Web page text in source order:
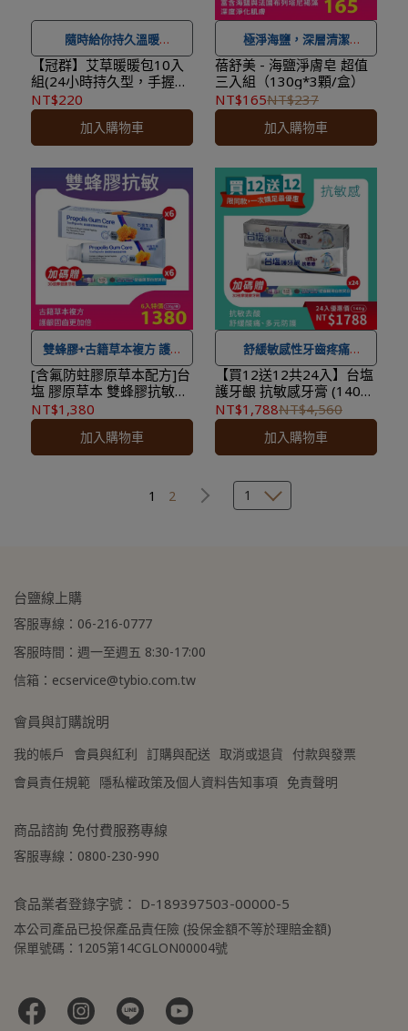
隨時給你持久溫暖
★ 可宅配到府&超商取貨，
全館滿 NT$ 1,500 免運費，
另有離島7-11超取服務。
★ 登入會員訂購，管理訂單
數，一點抵一元！
到貨時間參考：訂購完成
後，下個工作天出貨，出貨
後物流預計1-3個工作天送
達。
【冠群】艾草暖暖包10入
組(24小時持久型，手握式
單片包裝)~更懂保暖的暖
暖包
NT$220
加入購物車
極淨海鹽，深層清潔
★ 可宅配到府&超商取貨，
全館滿 NT$ 1,500免運費，
另有離島7-11超取服務
更方便，還可
累積紅利點
數，一點抵一元
到貨時間參考：訂購完成
後，下個工作天出貨，出貨
後物流預計1-3個工作天送
達。
蓓舒美 - 海鹽淨膚皂 超值
三入組（130g*3顆/盒）
NT$165NT$237
加入購物車
雙蜂膠+古籍草本複方 護齦
固齒更加倍
★ 可宅配到府&超商取貨，
全館滿 NT$ 1,500免運費，
★ 登入會員訂購，管理訂單
後物流預計1-3個工作天送
達。
[含氟防蛀膠原草本配方]台
塩 膠原草本 雙蜂膠抗敏感
護齦牙膏 (120g/條)x6入~
護齦固齒、修護琺瑯質損
傷、緩解牙周酸痛不適<加
贈：3D按摩健康牙刷x6>
NT$1,380
加入購物車
舒緩敏感性牙齒疼痛
★ 可宅配到府&超商取貨，
全館滿 NT$ 1,500免運費，
另有離島7-11超取服務
更方便，還可
數，一點抵一元
【買12送12共24入】台塩
護牙齦 抗敏感牙膏 (140g/
條)x24入<加贈：3D按摩
健康牙刷x24>★效期
2029.05.15★成分安心 均
未驗出四大重金屬
NT$1,788NT$4,560
加入購物車
1 2 1
台鹽線上購
客服專線：06-216-0777
客服時間：週一至週五 8:30-17:00
信箱：ecservice@tybio.com.tw
會員與訂購說明
我的帳戶 會員與紅利 訂購與配送 取消或退貨
付款與發票
會員責任規範 隱私權政策及個人資料告知事項 免責聲明
商品諮詢 免付費服務專線
客服專線：0800-230-990
食品業者登錄字號： D-189397503-00000-5
本公司產品已投保產品責任險 (投保金額不等於理賠金額)
保單號碼：1205第14CGLON00004號